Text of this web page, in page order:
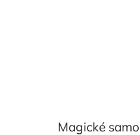
Magické